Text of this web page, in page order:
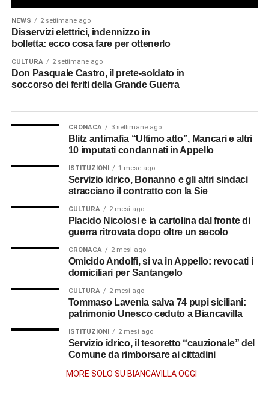
NEWS 2 settimane ago
Disservizi elettrici, indennizzo in
bolletta: ecco cosa fare per ottenerlo
CULTURA 2 settimane ago
Don Pasquale Castro, il prete-soldato in
soccorso dei feriti della Grande Guerra
CRONACA 3 settimane ago
Blitz antimafia “Ultimo atto”, Mancari e altri
10 imputati condannati in Appello
ISTITUZIONI 1 mese ago
Servizio idrico, Bonanno e gli altri sindaci
stracciano il contratto con la Sie
CULTURA 2 mesi ago
Placido Nicolosi e la cartolina dal fronte di
guerra ritrovata dopo oltre un secolo
CRONACA 2 mesi ago
Omicido Andolfi, si va in Appello: revocati i
domiciliari per Santangelo
CULTURA 2 mesi ago
Tommaso Lavenia salva 74 pupi siciliani:
patrimonio Unesco ceduto a Biancavilla
ISTITUZIONI 2 mesi ago
Servizio idrico, il tesoretto “cauzionale” del
Comune da rimborsare ai cittadini
MORE SOLO SU BIANCAVILLA OGGI